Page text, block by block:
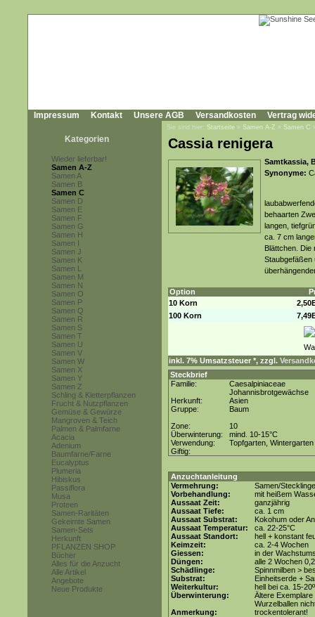
Impressum Kontakt Unsere AGB Versandkosten Vertrag
Kategorien
Wieder lieferbar!
Samen A-Z
Samen A
Samen B
Samen C
Samen D
Samen E
Samen F
Samen G
Samen H
Samen I
Samen J
Samen K
Samen L
Samen M
Samen N
Samen O
Samen P
Samen Q
Samen R
Samen S
Samen T
Samen U
Samen V
Samen W
Samen X
Samen Y
Samen Z
Schling & Kletterpflanzen
Frucht & Nutzpflanzen
Gemüse & Gewürze
Mangroven & Teich
Palmen & Palmfarne
Acacia
Adenium
Baumfarne/Farne
Eucalyptus
Plumeria
Hibiskus
Passiflora
Musa
Proteen
Samen-Raritäten
Gekeimte Samen
Samen-Sets
Herkunft
PFLANZEN SHOP
Bücher
Alles für die Anzucht
Alle Artikel
Angebote
Neue Produkte
Sie sind hier: Startseite » Samen A-Z » Samen C
Cassia renigera
Samtkassia,
Synonyme:
behaarten
langen,
ca. 7 cm
Blättchen. Die
Staubgefäßen
Option
10 Korn
100 Korn
inkl. 7% Umsatzsteuer *, zzgl.
Steckbrief
Familie:
Caesalpiniaceae
Johannisbrotgewächse
Herkunft:
Asien
Gruppe:
Baum
Zone:
10
Überwinterung:
mind. 10-15°C
Verwendung:
Topfgarten, Wintergarten
Giftig:
Anzuchtanleitung
Vermehrung:
Samen/Stecklinge
Vorbehandlung:
mit heißem
Aussaat Zeit:
ganzjährig
Aussaat Tiefe:
ca. 1 cm
Aussaat Substrat:
Kokohum oder
Aussaat Temperatur:
ca. 22-25°C
Aussaat Standort:
hell + konstant
Keimzeit:
ca. 2-4 Wochen
Giessen:
in der
Düngen:
alle 2 Wochen
Schädlinge:
Spinnmilben >
Substrat:
Einheitserde +
Weiterkultur:
hell bei ca. 15-
Überwinterung:
Ältere
Wurzelballen
Anmerkung:
trockentolerant!